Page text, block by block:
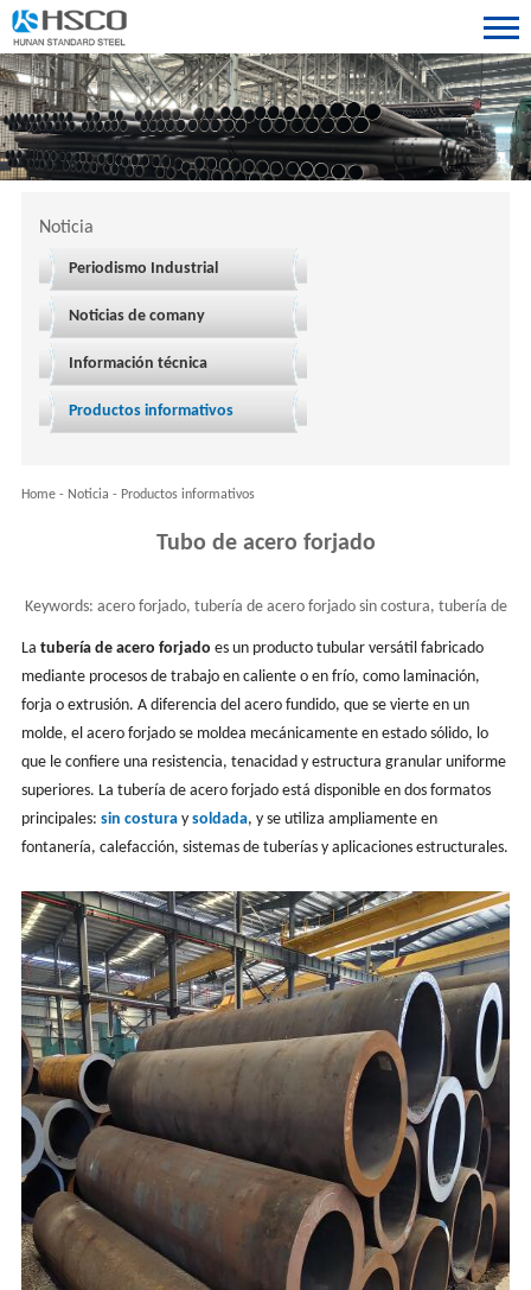
Noticia
Periodismo Industrial
Noticias de comany
Información técnica
Productos informativos
Home- Noticia - Productos informativos
Tubo de acero forjado
Keywords: acero forjado, tubería de acero forjado sin costura, tubería de
acero forjado soldada, significado de tubería de acero forjado
La tubería de acero forjado es un producto tubular versátil fabricado
mediante procesos de trabajo en caliente o en frío, como laminación,
forja o extrusión. A diferencia del acero fundido, que se vierte en un
molde, el acero forjado se moldea mecánicamente en estado sólido, lo
que le confiere una resistencia, tenacidad y estructura granular uniforme
superiores. La tubería de acero forjado está disponible en dos formatos
principales: sin costuray soldada, y se utiliza ampliamente en
fontanería, calefacción, sistemas de tuberías y aplicaciones estructurales.